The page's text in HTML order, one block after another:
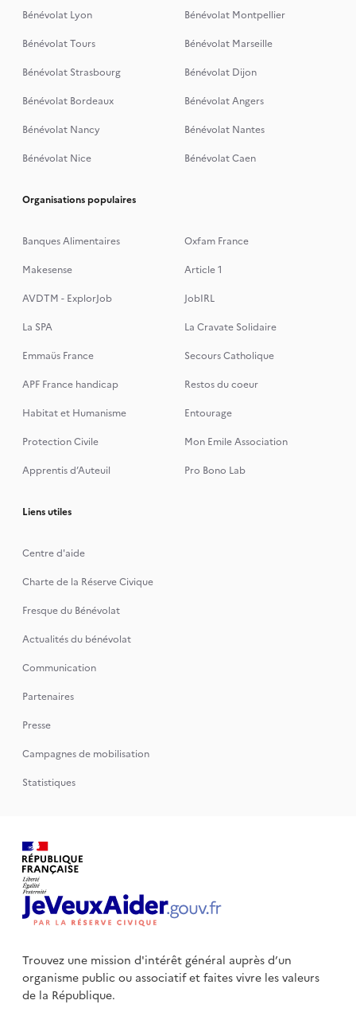
Bénévolat Lyon
Bénévolat Montpellier
Bénévolat Tours
Bénévolat Marseille
Bénévolat Strasbourg
Bénévolat Dijon
Bénévolat Bordeaux
Bénévolat Angers
Bénévolat Nancy
Bénévolat Nantes
Bénévolat Nice
Bénévolat Caen
Organisations populaires
Banques Alimentaires
Oxfam France
Makesense
Article 1
AVDTM - ExplorJob
JobIRL
La SPA
La Cravate Solidaire
Emmaüs France
Secours Catholique
APF France handicap
Restos du coeur
Habitat et Humanisme
Entourage
Protection Civile
Mon Emile Association
Apprentis d’Auteuil
Pro Bono Lab
Liens utiles
Centre d'aide
Charte de la Réserve Civique
Fresque du Bénévolat
Actualités du bénévolat
Communication
Partenaires
Presse
Campagnes de mobilisation
Statistiques
Trouvez une mission d'intérêt général auprès d’un
organisme publicou associatif et faites vivre les valeurs
de la République.